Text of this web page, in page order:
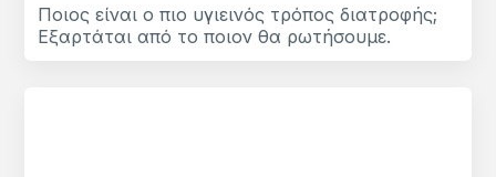
Ποιος είναι ο πιο υγιεινός τρόπος διατροφής;
Εξαρτάται από το ποιον θα ρωτήσουμε.